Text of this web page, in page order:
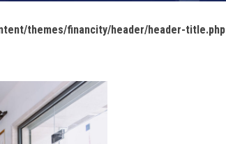
themes/financity/header/header-title.php